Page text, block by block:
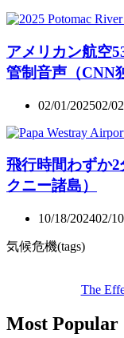
アメリカン航空
管制音声（CNN
02/01/202502/
飛行時間わずか
クニー諸島）
10/18/202402/
気候危機(tags)
The
Most Popular